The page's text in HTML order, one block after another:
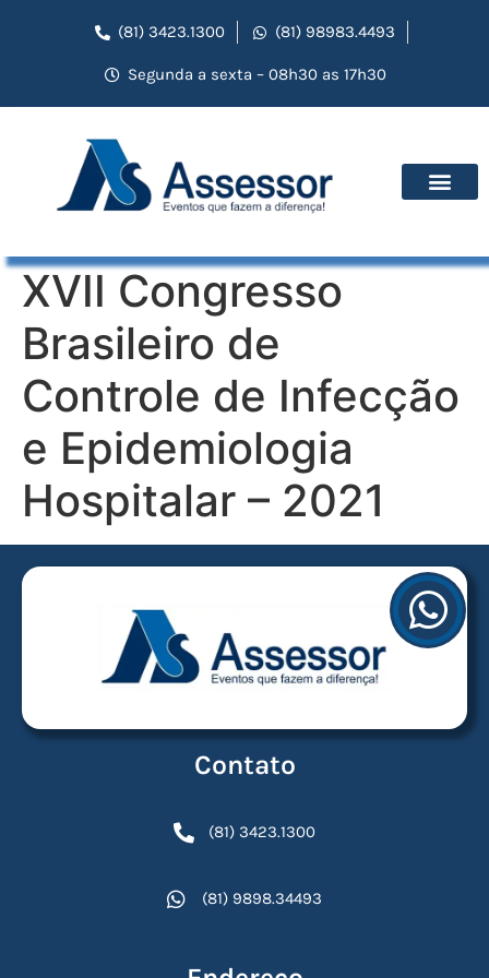
(81) 3423.1300 (81) 98983.4493
Segunda a sexta – 08h30 as 17h30
XVII Congresso
Brasileiro de
Controle de Infecção
e Epidemiologia
Hospitalar – 2021
Contato
(81) 3423.1300
(81) 9898.34493